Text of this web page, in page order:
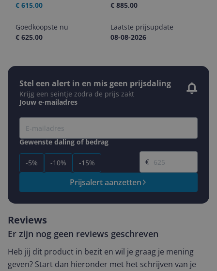
€ 615,00
€ 885,00
Goedkoopste nu
€ 625,00
Laatste prijsupdate
08-08-2026
Stel een alert in en mis geen prijsdaling
Krijg een seintje zodra de prijs zakt
Jouw e-mailadres
Gewenste daling of bedrag
-5% -10% -15%
Gewenste prijs
€
Prijsalert aanzetten
Reviews
Er zijn nog geen reviews geschreven
Heb jij dit product in bezit en wil je graag je mening
geven? Start dan hieronder met het schrijven van je